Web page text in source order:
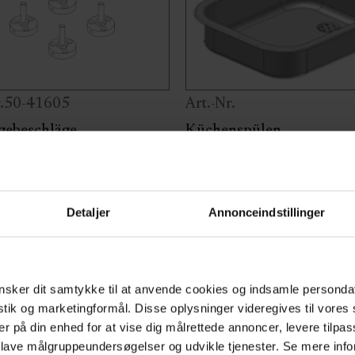
Detaljer Annonceindstillinger
dit samtykke til at anvende cookies og indsamle
og marketingformål. Disse oplysninger videregives til vores
på din enhed for at vise dig målrettede annoncer, levere
målgruppeundersøgelser og udvikle tjenester. Se mere
41605
Montagebeschläge
am 4Single-Tisch
werden und sorgen
Art.-Nr.
Küchenspülen
Becken. Erhältlich in 2
cm und 10 cm.